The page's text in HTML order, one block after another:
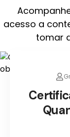
acesso a
tomar